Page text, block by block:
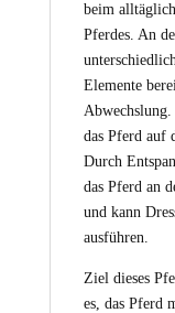
beim
Pferdes. An
Elemente
Abwechslung.
das Pferd auf
Durch
das Pferd an
und kann
ausführen.
Ziel dieses
es, das Pferd